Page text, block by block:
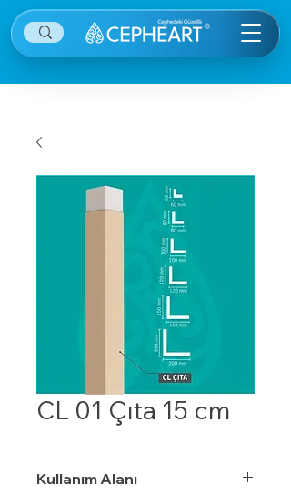
CL 01 Çıta 15 cm
Kullanım Alanı